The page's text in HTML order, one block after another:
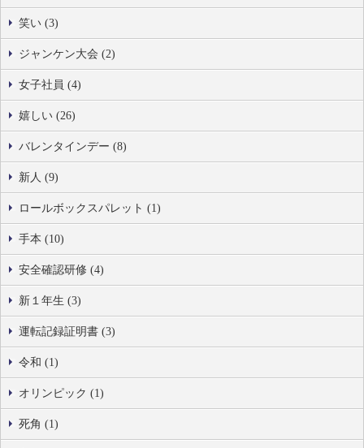
笑い (3)
ジャンケン大会 (2)
女子社員 (4)
嬉しい (26)
バレンタインデー (8)
新人 (9)
ロールボックスパレット (1)
手本 (10)
安全確認研修 (4)
新１年生 (3)
運転記録証明書 (3)
令和 (1)
オリンピック (1)
死角 (1)